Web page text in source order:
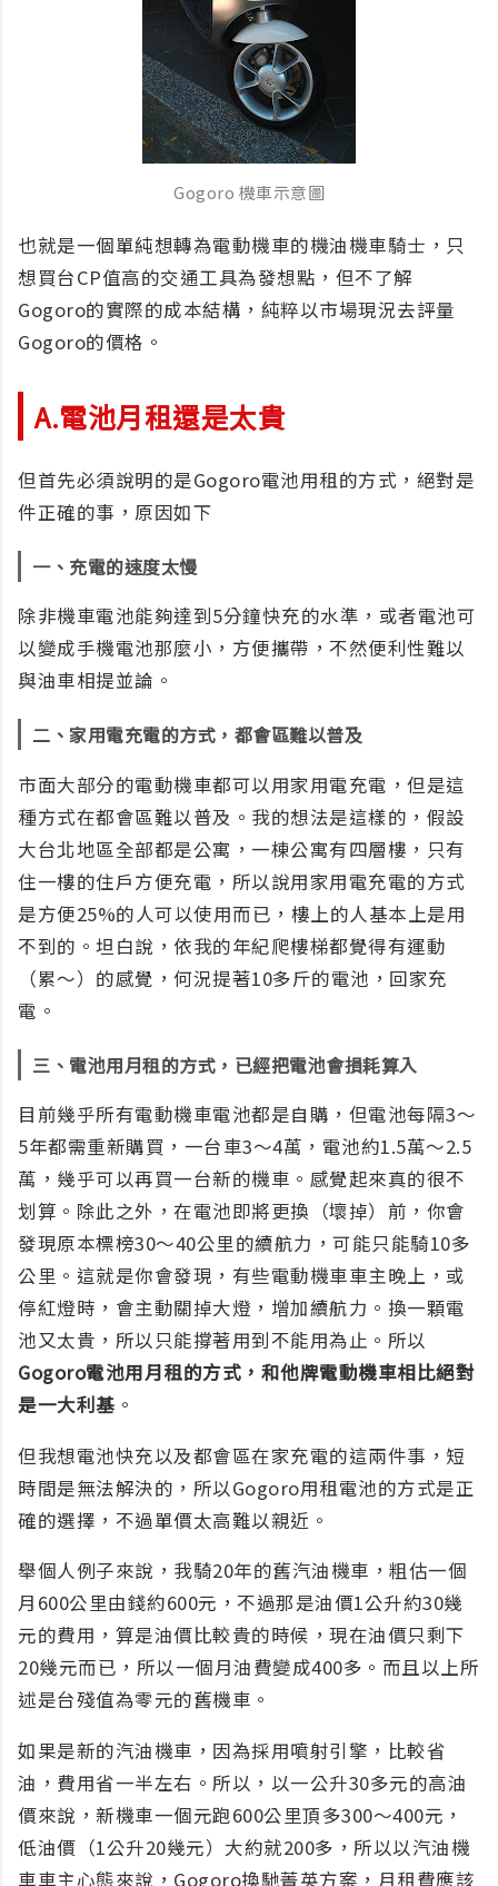
Gogoro 機車示意圖
也就是一個單純想轉為電動機車的機油機車騎士，只
想買台CP值高的交通工具為發想點，但不了解
Gogoro的實際的成本結構，純粹以市場現況去評量
Gogoro的價格。
A.電池月租還是太貴
但首先必須說明的是Gogoro電池用租的方式，絕對是
件正確的事，原因如下
一、充電的速度太慢
除非機車電池能夠達到5分鐘快充的水準，或者電池可
以變成手機電池那麼小，方便攜帶，不然便利性難以
與油車相提並論。
二、家用電充電的方式，都會區難以普及
市面大部分的電動機車都可以用家用電充電，但是這
種方式在都會區難以普及。我的想法是這樣的，假設
大台北地區全部都是公寓，一棟公寓有四層樓，只有
住一樓的住戶方便充電，所以說用家用電充電的方式
是方便25%的人可以使用而已，樓上的人基本上是用
不到的。坦白說，依我的年紀爬樓梯都覺得有運動
（累～）的感覺，何況提著10多斤的電池，回家充
電。
三、電池用月租的方式，已經把電池會損耗算入
目前幾乎所有電動機車電池都是自購，但電池每隔3～
5年都需重新購買，一台車3～4萬，電池約1.5萬～2.5
萬，幾乎可以再買一台新的機車。感覺起來真的很不
划算。除此之外，在電池即將更換（壞掉）前，你會
發現原本標榜30～40公里的續航力，可能只能騎10多
公里。這就是你會發現，有些電動機車車主晚上，或
停紅燈時，會主動關掉大燈，增加續航力。換一顆電
池又太貴，所以只能撐著用到不能用為止。所以
Gogoro電池用月租的方式，和他牌電動機車相比絕對
是一大利基 。
但我想電池快充以及都會區在家充電的這兩件事，短
時間是無法解決的，所以Gogoro用租電池的方式是正
確的選擇，不過單價太高難以親近。
舉個人例子來說，我騎20年的舊汽油機車，粗估一個
月600公里由錢約600元，不過那是油價1公升約30幾
元的費用，算是油價比較貴的時候，現在油價只剩下
20幾元而已，所以一個月油費變成400多。而且以上所
述是台殘值為零元的舊機車。
如果是新的汽油機車，因為採用噴射引擎，比較省
油，費用省一半左右。所以，以一公升30多元的高油
價來說，新機車一個元跑600公里頂多300～400元，
低油價（1公升20幾元）大約就200多，所以以汽油機
車車主心態來說，Gogoro換馳菁英方案，月租費應該